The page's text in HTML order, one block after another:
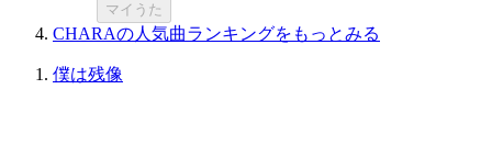
マイうた
CHARAの人気曲ランキングをもっとみる
僕は残像